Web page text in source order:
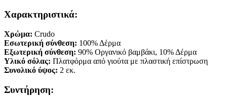
Χαρακτηριστικά:
Χρώμα: Crudo
Εσωτερική σύνθεση: 100% Δέρμα
Εξωτερική σύνθεση: 90% Οργανικό βαμβάκι, 10% Δέρμα
Υλικό σόλας: Πλατφόρμα από γιούτα με πλαστική επίστρωση
Συνολικό ύψος: 2 εκ.
Συντήρηση: